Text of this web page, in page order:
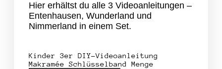
Hier erhältst du alle 3 Videoanleitungen –
Entenhausen, Wunderland und
Nimmerland in einem Set.
Kinder 3er DIY-Videoanleitung
Makramée Schlüsselband Menge